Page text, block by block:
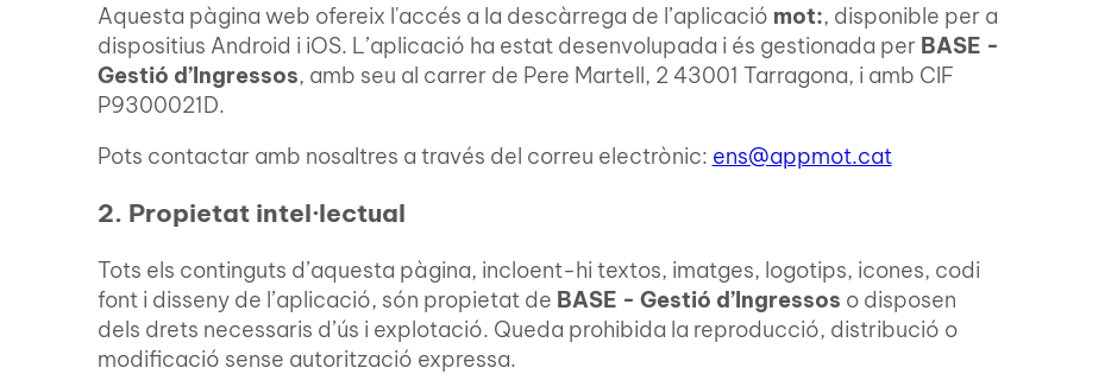
Aquesta pàgina web ofereix l'accés a la descàrrega de l’aplicació mot:, disponible per a
dispositius Android i iOS. L’aplicació ha estat desenvolupada i és gestionada per BASE -
Gestió d’Ingressos, amb seu al carrer de Pere Martell, 2 43001 Tarragona, i amb CIF
P9300021D.
Pots contactar amb nosaltres a través del correu electrònic: ens@appmot.cat
2. Propietat intel·lectual
Tots els continguts d’aquesta pàgina, incloent-hi textos, imatges, logotips, icones, codi
font i disseny de l’aplicació, són propietat de BASE - Gestió d’Ingressos o disposen
dels drets necessaris d’ús i explotació. Queda prohibida la reproducció, distribució o
modificació sense autorització expressa.